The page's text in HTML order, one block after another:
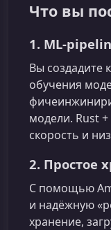
Что вы
1.
Вы создадите
обучения
модели. Rust
скорость и
2. Простое
С помощью
и надёжную
хранение,